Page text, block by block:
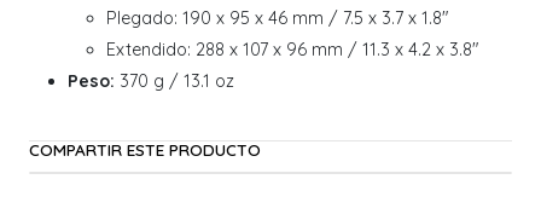
Plegado: 190 x 95 x 46 mm / 7.5 x 3.7 x 1.8"
Extendido: 288 x 107 x 96 mm / 11.3 x 4.2 x 3.8"
Peso: 370 g / 13.1 oz
COMPARTIR ESTE PRODUCTO